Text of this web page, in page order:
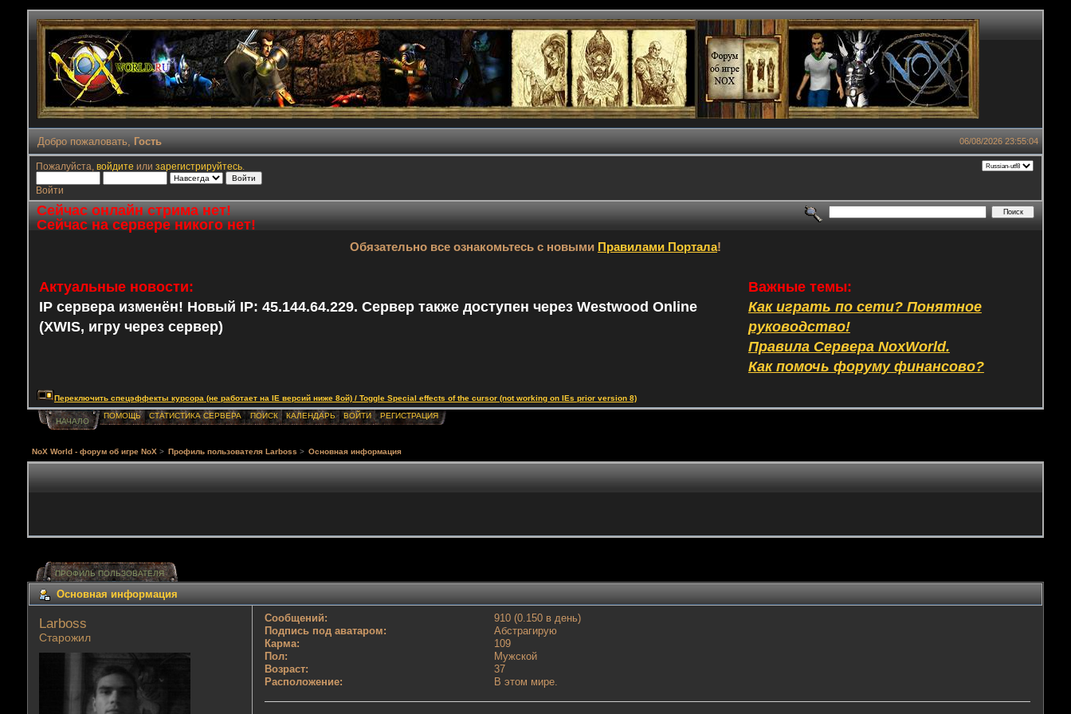
06/08/2026 23:55:04
Добро пожаловать, Гость
Пожалуйста, войдите или зарегистрируйтесь.
Войти
Сейчас онлайн стрима нет!
Сейчас на сервере никого нет!
Обязательно все ознакомьтесь с новыми Правилами Портала!
Актуальные новости:
IP сервера изменён! Новый IP: 45.144.64.229. Сервер также доступен через Westwood Online
(XWIS, игру через сервер)
Важные темы:
Как играть по сети? Понятное
руководство!
Правила Сервера NoxWorld.
Как помочь форуму финансово?
Переключить спецэффекты курсора (не работает на IE версий ниже 8ой) / Toggle Special effects of the cursor (not working on IEs prior version 8)
НАЧАЛО
ПОМОЩЬ СТАТИСТИКА СЕРВЕРА ПОИСК КАЛЕНДАРЬ ВОЙТИ РЕГИСТРАЦИЯ
NoX World - форум об игре NoX > Профиль пользователя Lаrboss > Основная информация
ПРОФИЛЬ ПОЛЬЗОВАТЕЛЯ
Основная информация
Lаrboss
Старожил
Сообщений:
910 (0.150 в день)
Подпись под аватаром:
Абстрагирую
Карма:
109
Пол:
Мужской
Возраст:
37
Расположение:
В этом мире.